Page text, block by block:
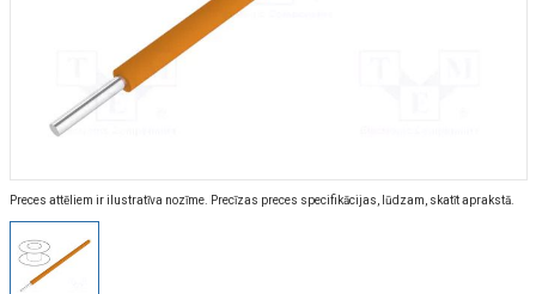
Preces attēliem ir ilustratīva nozīme. Precīzas preces specifikācijas, lūdzam, skatīt aprakstā.